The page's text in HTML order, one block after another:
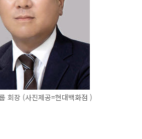
회장 (사진제공=현대백화점 )